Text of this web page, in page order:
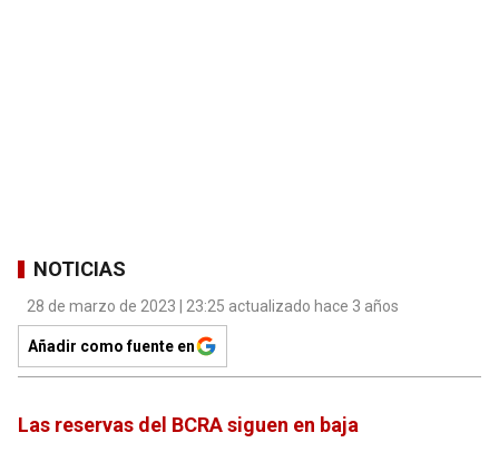
NOTICIAS
28 de marzo de 2023 | 23:25 actualizado hace 3 años
Añadir como fuente en
Las reservas del BCRA siguen en baja